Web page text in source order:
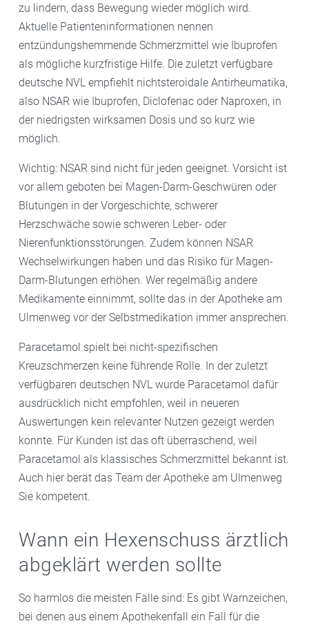
zu lindern, dass Bewegung wieder möglich wird.
Aktuelle Patienteninformationen nennen
entzündungshemmende Schmerzmittel wie Ibuprofen
als mögliche kurzfristige Hilfe. Die zuletzt verfügbare
deutsche NVL empfiehlt nichtsteroidale Antirheumatika,
also NSAR wie Ibuprofen, Diclofenac oder Naproxen, in
der niedrigsten wirksamen Dosis und so kurz wie
möglich.
Wichtig: NSAR sind nicht für jeden geeignet. Vorsicht ist
vor allem geboten bei Magen-Darm-Geschwüren oder
Blutungen in der Vorgeschichte, schwerer
Herzschwäche sowie schweren Leber- oder
Nierenfunktionsstörungen. Zudem können NSAR
Wechselwirkungen haben und das Risiko für Magen-
Darm-Blutungen erhöhen. Wer regelmäßig andere
Medikamente einnimmt, sollte das in der Apotheke am
Ulmenweg vor der Selbstmedikation immer ansprechen.
Paracetamol spielt bei nicht-spezifischen
Kreuzschmerzen keine führende Rolle. In der zuletzt
verfügbaren deutschen NVL wurde Paracetamol dafür
ausdrücklich nicht empfohlen, weil in neueren
Auswertungen kein relevanter Nutzen gezeigt werden
konnte. Für Kunden ist das oft überraschend, weil
Paracetamol als klassisches Schmerzmittel bekannt ist.
Auch hier berät das Team der Apotheke am Ulmenweg
Sie kompetent.
Wann ein Hexenschuss ärztlich
abgeklärt werden sollte
So harmlos die meisten Fälle sind: Es gibt Warnzeichen,
bei denen aus einem Apothekenfall ein Fall für die